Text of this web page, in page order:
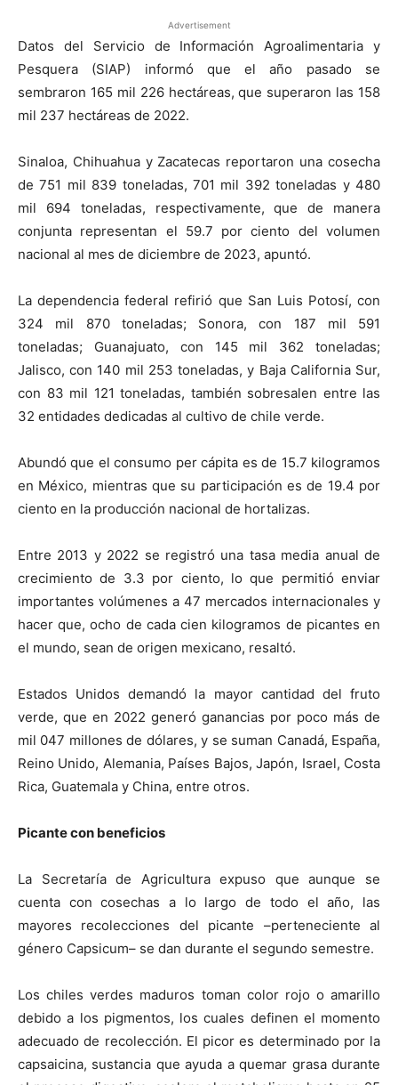
Advertisement
Datos del Servicio de Información Agroalimentaria y
Pesquera (SIAP) informó que el año pasado se
sembraron 165 mil 226 hectáreas, que superaron las 158
mil 237 hectáreas de 2022.
Sinaloa, Chihuahua y Zacatecas reportaron una cosecha
de 751 mil 839 toneladas, 701 mil 392 toneladas y 480
mil 694 toneladas, respectivamente, que de manera
conjunta representan el 59.7 por ciento del volumen
nacional al mes de diciembre de 2023, apuntó.
La dependencia federal refirió que San Luis Potosí, con
324 mil 870 toneladas; Sonora, con 187 mil 591
toneladas; Guanajuato, con 145 mil 362 toneladas;
Jalisco, con 140 mil 253 toneladas, y Baja California Sur,
con 83 mil 121 toneladas, también sobresalen entre las
32 entidades dedicadas al cultivo de chile verde.
Abundó que el consumo per cápita es de 15.7 kilogramos
en México, mientras que su participación es de 19.4 por
ciento en la producción nacional de hortalizas.
Entre 2013 y 2022 se registró una tasa media anual de
crecimiento de 3.3 por ciento, lo que permitió enviar
importantes volúmenes a 47 mercados internacionales y
hacer que, ocho de cada cien kilogramos de picantes en
el mundo, sean de origen mexicano, resaltó.
Estados Unidos demandó la mayor cantidad del fruto
verde, que en 2022 generó ganancias por poco más de
mil 047 millones de dólares, y se suman Canadá, España,
Reino Unido, Alemania, Países Bajos, Japón, Israel, Costa
Rica, Guatemala y China, entre otros.
Picante con beneficios
La Secretaría de Agricultura expuso que aunque se
cuenta con cosechas a lo largo de todo el año, las
mayores recolecciones del picante –perteneciente al
género Capsicum– se dan durante el segundo semestre.
Los chiles verdes maduros toman color rojo o amarillo
debido a los pigmentos, los cuales definen el momento
adecuado de recolección. El picor es determinado por la
capsaicina, sustancia que ayuda a quemar grasa durante